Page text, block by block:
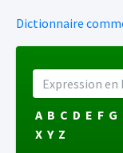
Dictionnaire
A B C D E F G
X Y Z